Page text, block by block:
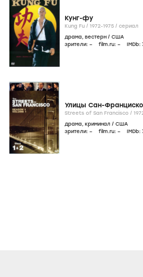
Кунг-фу
Kung Fu / 1972-1975 / сериал
драма, вестерн / США
зрители: – film.ru: – IMDb:
Улицы Сан-Франциско
Streets of San Francisco /
драма, криминал / США
зрители: – film.ru: – IMDb: